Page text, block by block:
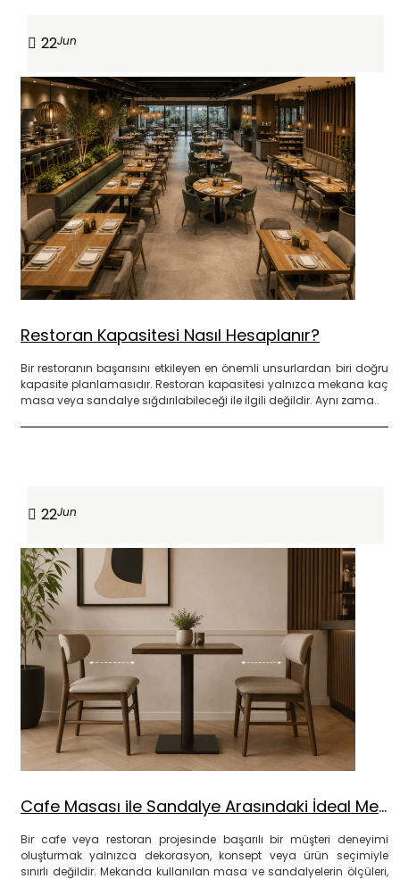
22Jun
Restoran Kapasitesi Nasıl Hesaplanır?
Bir restoranın başarısını etkileyen en önemli unsurlardan biri doğru
kapasite planlamasıdır. Restoran kapasitesi yalnızca mekana kaç
masa veya sandalye sığdırılabileceği ile ilgili değildir. Aynı zama..
22Jun
Cafe Masası ile Sandalye Arasındaki İdeal Mesafe Kaç cm Olmalı?
Bir cafe veya restoran projesinde başarılı bir müşteri deneyimi
oluşturmak yalnızca dekorasyon, konsept veya ürün seçimiyle
sınırlı değildir. Mekanda kullanılan masa ve sandalyelerin ölçüleri,